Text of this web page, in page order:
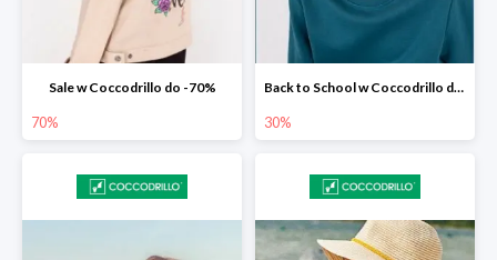
Sale w Coccodrillo do -70%
70%
Back to School w Coccodrillo do -30%
30%